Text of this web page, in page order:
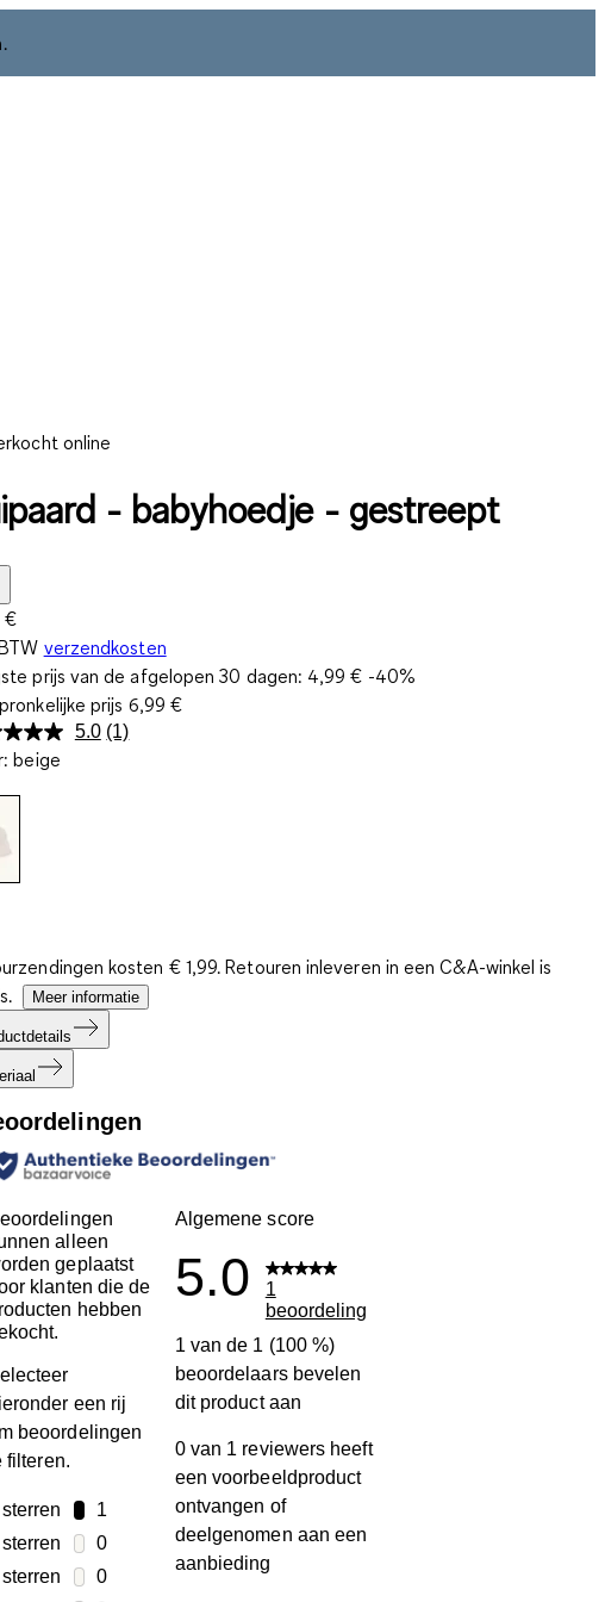
online
- babyhoedje - gestreept
€
verzendkosten
prijs van de afgelopen 30 dagen: 4,99 € -40%
prijs 6,99 €
5.0 Lees
(1)
: beige
kosten € 1,99. Retouren inleveren in een C&A-winkel is
Meer informatie
alleen
geplaatst
klanten die de
hebben
een rij
beoordelingen
filteren.
sterren
1
1 beoordeling met 5 sterren.
sterren
0
0 beoordelingen met 4 sterren.
sterren
0
Algemene score
5.0
1
beoordeling
1 van de 1 (100 %)
beoordelaars bevelen
dit product aan
0 van 1 reviewers heeft
een voorbeeldproduct
ontvangen of
deelgenomen aan een
aanbieding